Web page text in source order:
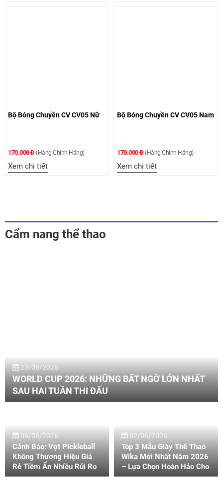
Bộ Bóng Chuyền CV CV05 Nữ
170.000 Đ (Hàng Chính Hãng)
Xem chi tiết
Bộ Bóng Chuyền CV CV05 Nam
170.000 Đ (Hàng Chính Hãng)
Xem chi tiết
Cẩm nang thể thao
23/06/2026
WORLD CUP 2026: NHỮNG BẤT NGỜ LỚN NHẤT
SAU HAI TUẦN THI ĐẤU
09/06/2026
Cảnh Báo: Vợt Pickleball
Không Thương Hiệu Giá
Rẻ Tiềm Ẩn Nhiều Rủi Ro
02/06/2026
Top 3 Mẫu Giày Thể Thao
Wika Mới Nhất Năm 2026
– Lựa Chọn Hoàn Hảo Cho
Giày Thể Thao